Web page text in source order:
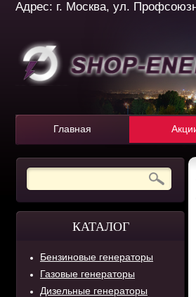
Адрес: г. Москва, ул.
Главная
КАТАЛОГ
Бензиновые генераторы
Газовые генераторы
Дизельные генераторы